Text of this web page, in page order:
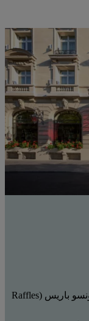
نشكرك على اهتمامك بفندق رافلز لو رويال مونسو باريس (Raffles